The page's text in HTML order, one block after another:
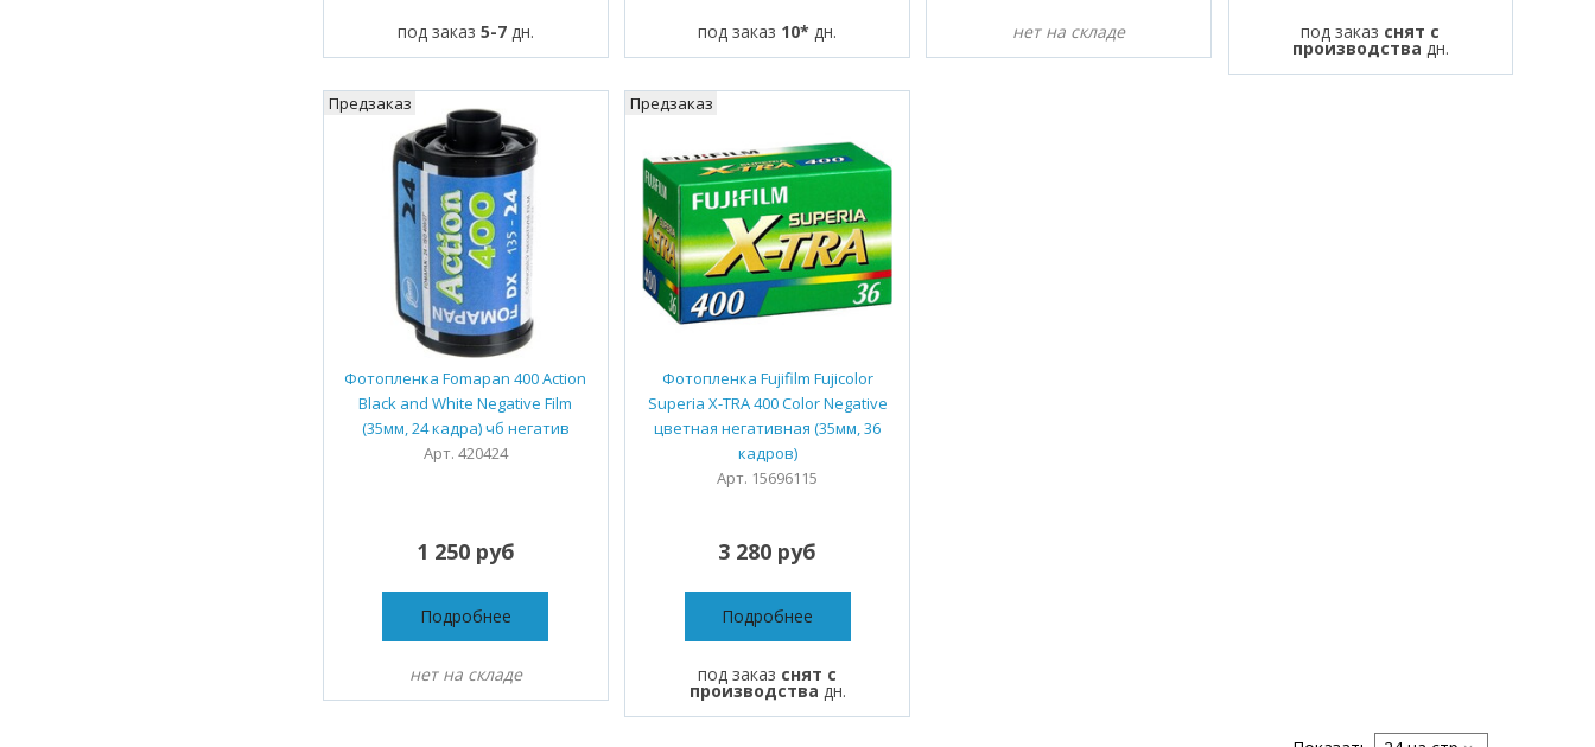
под заказ 5-7дн. под заказ 10* дн. нет на складе под заказ снят с
производства дн.
Фотопленка Fomapan 400 Action
Black and White Negative Film
(35мм, 24 кадра) чб негатив
Арт. 420424
Предзаказ
1 250 руб
Подробнее
нет на складе
Фотопленка Fujifilm Fujicolor
Superia X-TRA 400 Color Negative
цветная негативная (35мм, 36
кадров)
Арт. 15696115
Предзаказ
3 280 руб
Подробнее
под заказ снят с
производства дн.